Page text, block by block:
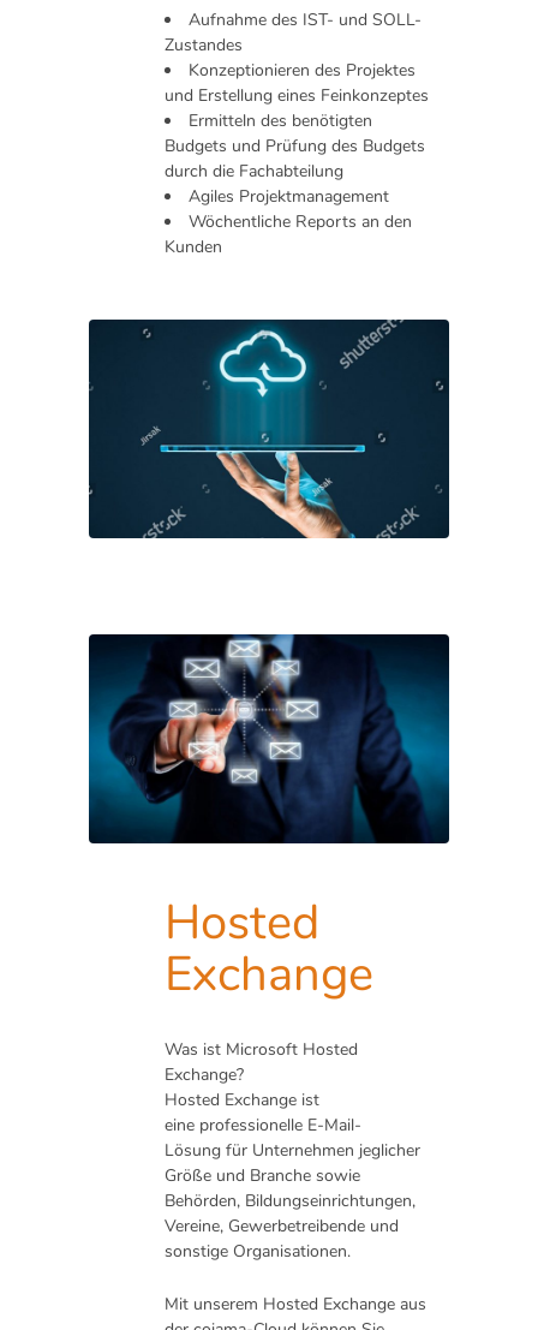
Aufnahme des IST- und SOLL-
Zustandes
Konzeptionieren des Projektes
und Erstellung eines Feinkonzeptes
Ermitteln des benötigten
Budgets und Prüfung des Budgets
durch die Fachabteilung
Agiles Projektmanagement
Wöchentliche Reports an den
Kunden
Hosted
Exchange
Was ist Microsoft Hosted
Exchange?
Hosted Exchange ist
eine professionelle E-Mail-
Lösung für Unternehmen jeglicher
Größe und Branche sowie
Behörden, Bildungseinrichtungen,
Vereine, Gewerbetreibende und
sonstige Organisationen.
Mit unserem Hosted Exchange aus